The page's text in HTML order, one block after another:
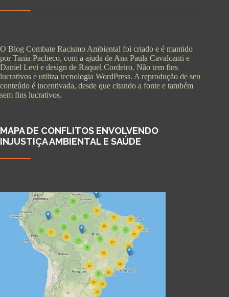
O Blog Combate Racismo Ambiental foi criado e é mantido
por Tania Pacheco, com a ajuda de Ana Paula Cavalcanti e
Daniel Levi e design de Raquel Cordeiro. Não tem fins
lucrativos e utiliza tecnologia WordPress. A reprodução de seu
conteúdo é incentivada, desde que citando a fonte e também
sem fins lucrativos.
MAPA DE CONFLITOS ENVOLVENDO
INJUSTIÇA AMBIENTAL E SAÚDE